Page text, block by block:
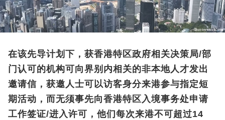
在该先导计划下，获香港特区政府相关决策局/部
门认可的机构可向界别内相关的非本地人才发出
邀请信，获邀人士可以访客身分来港参与指定短
期活动，而无须事先向香港特区入境事务处申请
工作签证/进入许可，他们每次来港不可超过14